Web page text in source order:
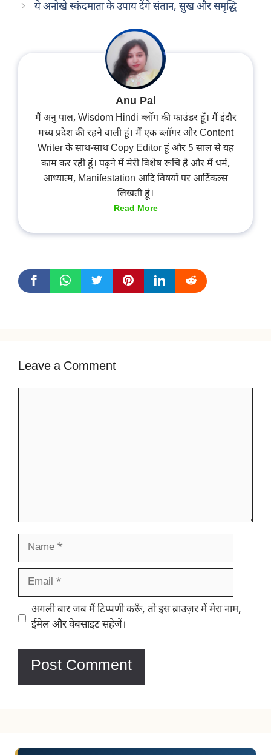
ये अनोखे स्कंदमाता के उपाय देंगे संतान, सुख और समृद्धि
Anu Pal
मैं अनु पाल, Wisdom Hindi ब्लॉग की फाउंडर हूँ। मैं इंदौर
मध्य प्रदेश की रहने वाली हूं। मैं एक ब्लॉगर और Content
Writer के साथ-साथ Copy Editor हूं और 5 साल से यह
काम कर रही हूं। पढ़ने में मेरी विशेष रूचि है और मैं धर्म,
आध्यात्म, Manifestation आदि विषयों पर आर्टिकल्स
लिखती हूं।
Read More
Leave a Comment
Name
Email
Website
अगली बार जब मैं टिप्पणी करूँ, तो इस ब्राउज़र में मेरा नाम,
ईमेल और वेबसाइट सहेजें।